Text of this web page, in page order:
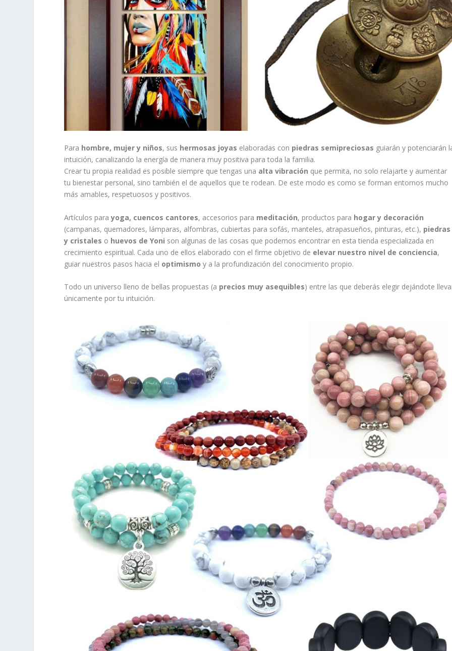
Para hombre, mujer y niños, sus hermosas joyas elaboradas con piedras semipreciosas guiarán y potenciarán
intuición, canalizando la energía de manera muy positiva para toda la familia.
Crear tu propia realidad es posible siempre que tengas una alta vibración que permita, no solo relajarte y aumentar
tu bienestar personal, sino también el de aquellos que te rodean. De este modo es como se forman entornos mucho
más amables, respetuosos y positivos.
Artículos parayoga, cuencos cantores, accesorios para meditación, productos para hogar y decoración
(campanas, quemadores, lámparas, alfombras, cubiertas para sofás, manteles, atrapasueños, pinturas, etc.), piedras
y cristales o huevos de Yoni son algunas de las cosas que podemos encontrar en esta tienda especializada en
crecimiento espiritual. Cada uno de ellos elaborado con el firme objetivo de elevar nuestro nivel de conciencia,
guiar nuestros pasos hacia el optimismo y a la profundización del conocimiento propio.
Todo un universo lleno de bellas propuestas (a precios muy asequibles) entre las que deberás elegir dejándote
únicamente por tu intuición.